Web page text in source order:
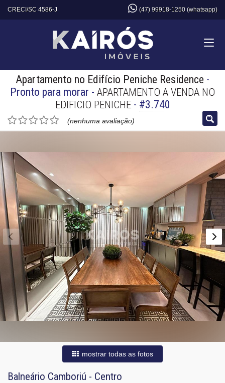
CRECI/SC 4586-J (47) 99918-1250 (whatsapp)
Apartamento no Edifício Peniche Residence -
Pronto para morar - APARTAMENTO A VENDA NO
EDIFICIO PENICHE- #3.740
(nenhuma avaliação)
mostrar todas as fotos
Balneário Camboriú - Centro